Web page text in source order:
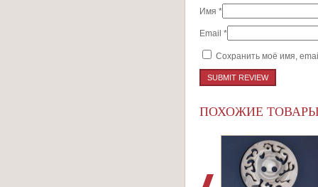
Имя *
Email *
Сохранить моё имя,
ПОХОЖИЕ